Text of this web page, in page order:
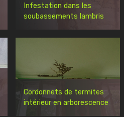
Infestation dans les
soubassements lambris
Cordonnets de termites
intérieur en arborescence